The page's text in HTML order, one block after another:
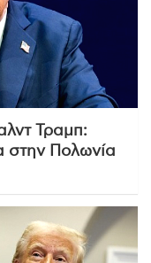
Τραμπ:
στην Πολωνία